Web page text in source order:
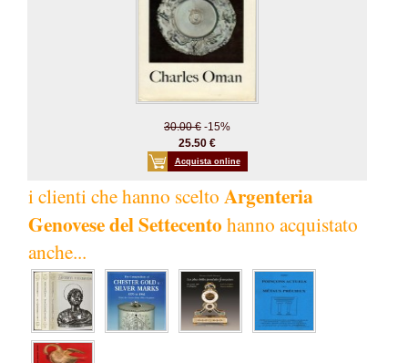
30.00 € -15%
25.50 €
Acquista online
i clienti che hanno scelto Argenteria
Genovese del Settecento hanno acquistato
anche...